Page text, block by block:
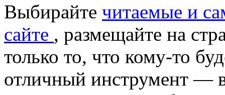
Выбирайте читаемые и
сайте , размещайте на
только то, что кому-то
отличный инструмент —